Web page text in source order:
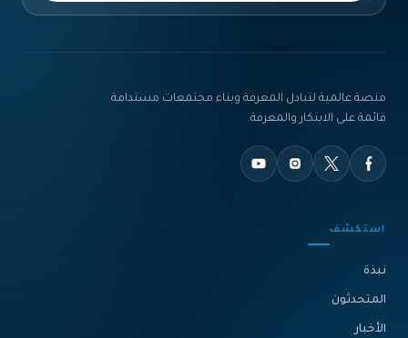
منصة عالمية لتبادل المعرفة وبناء مجتمعات مستدامة
قائمة على الابتكار والمعرفة.
استكشف
نبذة‎
المتحدثون
الأخبار